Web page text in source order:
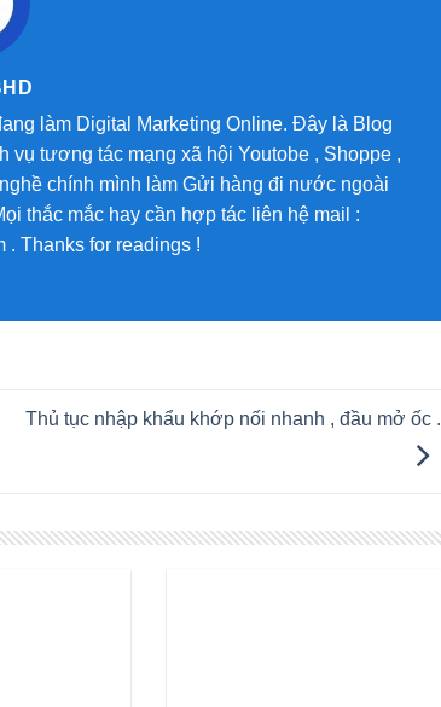
làm Digital Marketing Online. Đây là Blog
vụ tương tác mạng xã hội Youtobe , Shoppe ,
chính mình làm Gửi hàng đi nước ngoài
thắc mắc hay cần hợp tác liên hệ mail :
. Thanks for readings !
Thủ tục nhập khẩu khớp nối nhanh , đầu mở ốc .